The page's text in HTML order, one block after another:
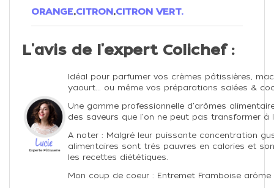
ORANGE,CITRON,CITRON VERT.
L'avis de l'expert Colichef :
Idéal pour parfumer vos crèmes pâtissières,
yaourt... ou même vos préparations salées &
Une gamme professionnelle d'arômes
des saveurs que l'on ne peut pas transformer à
A noter : Malgré leur puissante concentration
alimentaires sont très pauvres en calories et
les recettes diététiques.
Mon coup de coeur : Entremet Framboise arôme